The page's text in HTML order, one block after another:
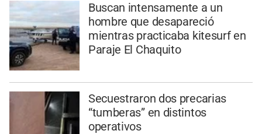
Buscan intensamente a un
hombre que desapareció
mientras practicaba kitesurf en
Paraje El Chaquito
Secuestraron dos precarias
“tumberas” en distintos
operativos